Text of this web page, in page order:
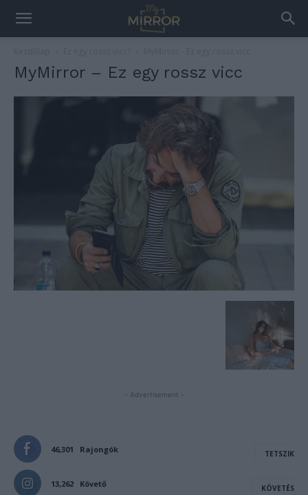
MyMirror – Ez egy rossz vicc
- Advertisement -
46,301 Rajongók TETSZIK
13,262 Követő KÖVETÉS